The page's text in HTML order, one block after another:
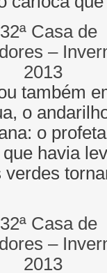
também
o
o
havia